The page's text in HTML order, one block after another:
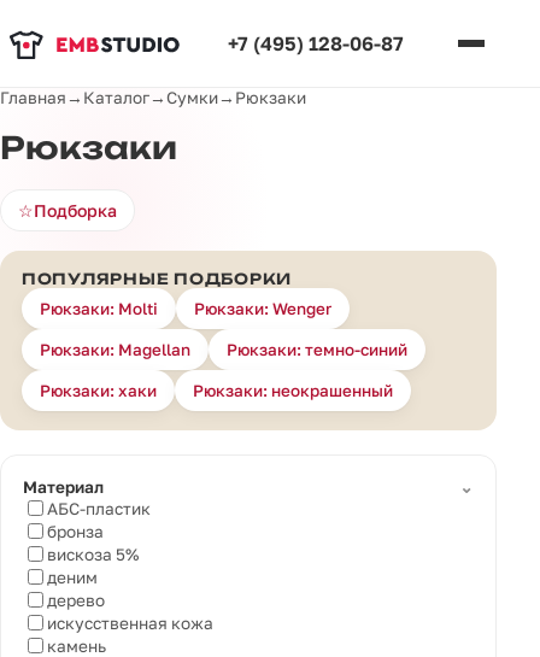
+7 (495) 128-06-87
Главная→ Каталог→Сумки→ Рюкзаки
Рюкзаки
☆Подборка
ПОПУЛЯРНЫЕ ПОДБОРКИ
Рюкзаки: Molti Рюкзаки: Wenger
Рюкзаки: Magellan Рюкзаки: темно-синий
Рюкзаки: хаки Рюкзаки: неокрашенный
Материал
⌄
АБС-пластик
бронза
вискоза 5%
деним
дерево
искусственная кожа
камень